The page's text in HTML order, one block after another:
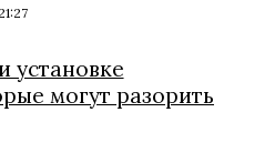
установке
могут разорить